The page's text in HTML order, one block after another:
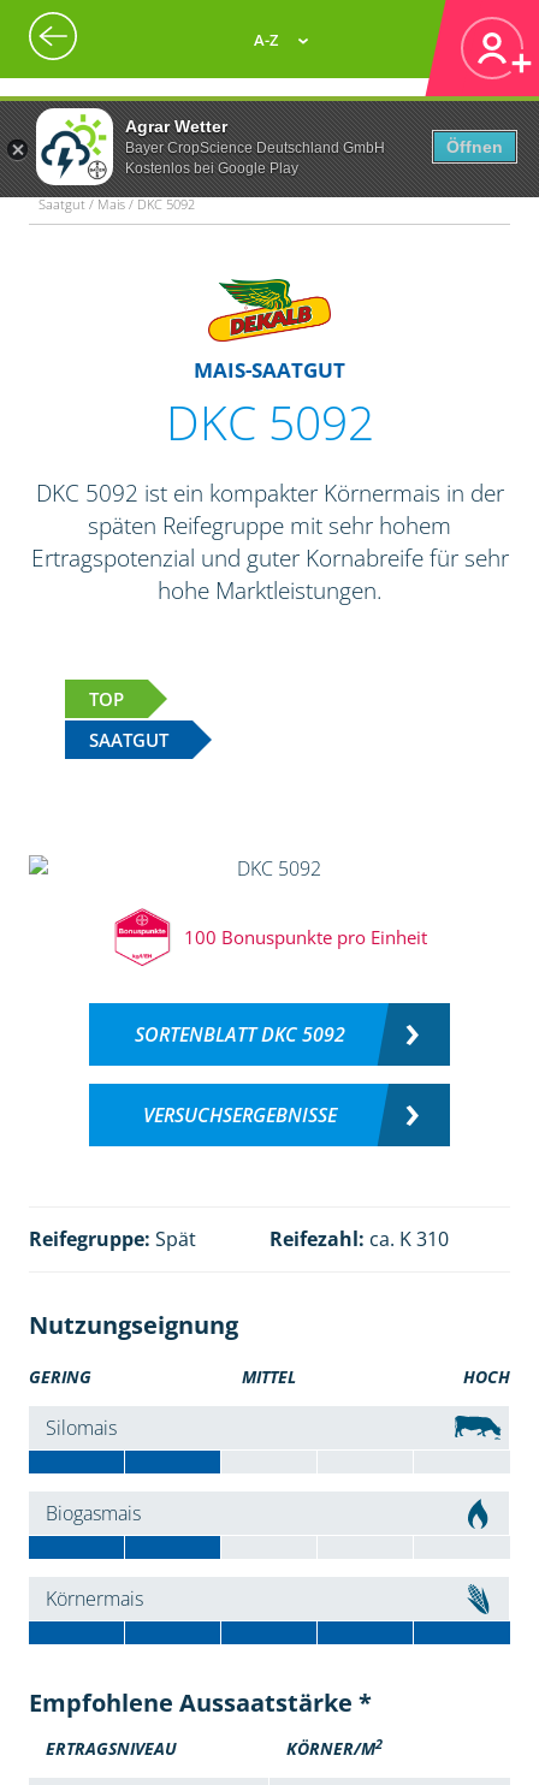
Agrar Wetter
Bayer CropScience Deutschland GmbH
Kostenlos bei Google Play
Öffnen
A-Z
Saatgut / Mais / DKC 5092
MAIS-SAATGUT
DKC 5092
DKC 5092 ist ein kompakter Körnermais in der
späten Reifegruppe mit sehr hohem
Ertragspotenzial und guter Kornabreife für sehr
hohe Marktleistungen.
TOP
SAATGUT
100 Bonuspunkte pro Einheit
SORTENBLATT DKC 5092
VERSUCHSERGEBNISSE
Reifegruppe: Spät Reifezahl: ca. K 310
Nutzungseignung
GERING MITTEL HOCH
Silomais
Biogasmais
Körnermais
Empfohlene Aussaatstärke *
ERTRAGSNIVEAU KÖRNER/M2